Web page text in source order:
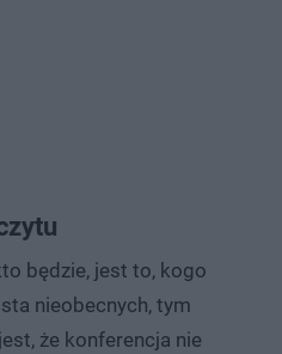
będzie, jest to, kogo
nieobecnych, tym
że konferencja nie